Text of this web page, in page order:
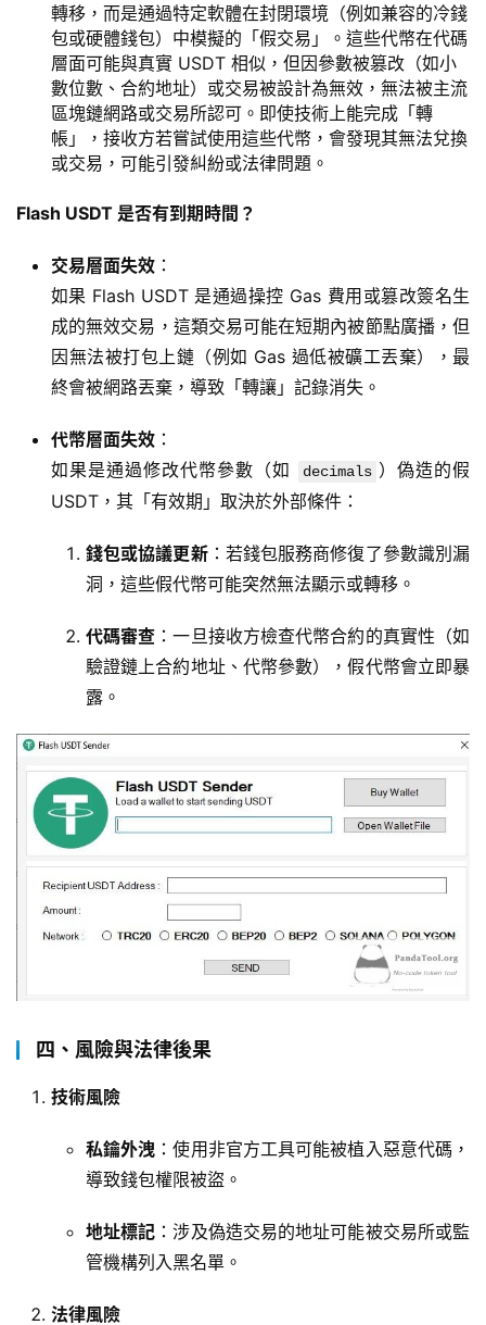
轉移，而是通過特定軟體在封閉環境（例如兼容的冷錢
包或硬體錢包）中模擬的「假交易」。這些代幣在代碼
層面可能與真實 USDT 相似，但因參數被篡改（如小
數位數、合約地址）或交易被設計為無效，無法被主流
區塊鏈網路或交易所認可。即使技術上能完成「轉
帳」，接收方若嘗試使用這些代幣，會發現其無法兌換
或交易，可能引發糾紛或法律問題。
Flash USDT 是否有到期時間？
交易層面失效 ：
如果 Flash USDT 是通過操控 Gas 費用或篡改簽名生
成的無效交易，這類交易可能在短期內被節點廣播，但
因無法被打包上鏈（例如 Gas 過低被礦工丟棄），最
終會被網路丟棄，導致「轉讓」記錄消失。
代幣層面失效 ：
如果是通過修改代幣參數（如
decimals ）偽造的假
USDT，其「有效期」取決於外部條件：
錢包或協議更新：若錢包服務商修復了參數識別漏
洞，這些假代幣可能突然無法顯示或轉移。
代碼審查 ：一旦接收方檢查代幣合約的真實性（如
驗證鏈上合約地址、代幣參數），假代幣會立即暴
露。
四、風險與法律後果
技術風險
私鑰外洩 ：使用非官方工具可能被植入惡意代碼，
導致錢包權限被盜。
地址標記 ：涉及偽造交易的地址可能被交易所或監
管機構列入黑名單。
法律風險